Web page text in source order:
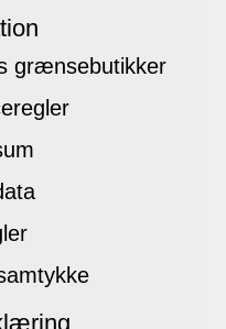
grænsebutikker